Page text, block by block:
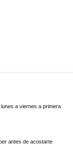
a viernes a primera
antes de acostarte